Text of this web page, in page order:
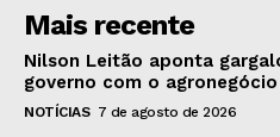
Mais recente
Nilson Leitão aponta
governo com o agronegócio
NOTÍCIAS 7 de agosto de 2026